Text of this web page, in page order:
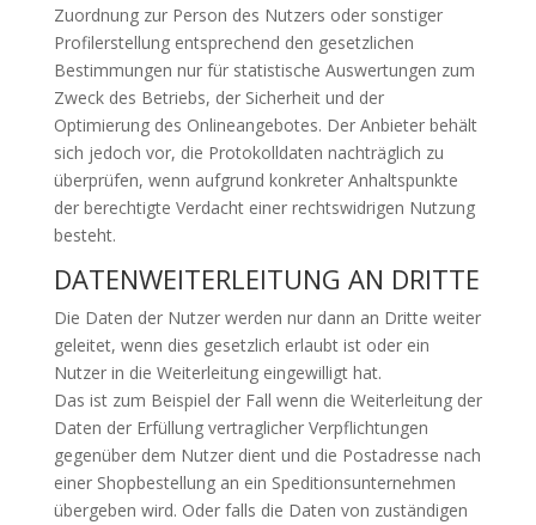
Zuordnung zur Person des Nutzers oder sonstiger
Profilerstellung entsprechend den gesetzlichen
Bestimmungen nur für statistische Auswertungen zum
Zweck des Betriebs, der Sicherheit und der
Optimierung des Onlineangebotes. Der Anbieter behält
sich jedoch vor, die Protokolldaten nachträglich zu
überprüfen, wenn aufgrund konkreter Anhaltspunkte
der berechtigte Verdacht einer rechtswidrigen Nutzung
besteht.
DATENWEITERLEITUNG AN DRITTE
Die Daten der Nutzer werden nur dann an Dritte weiter
geleitet, wenn dies gesetzlich erlaubt ist oder ein
Nutzer in die Weiterleitung eingewilligt hat.
Das ist zum Beispiel der Fall wenn die Weiterleitung der
Daten der Erfüllung vertraglicher Verpflichtungen
gegenüber dem Nutzer dient und die Postadresse nach
einer Shopbestellung an ein Speditionsunternehmen
übergeben wird. Oder falls die Daten von zuständigen